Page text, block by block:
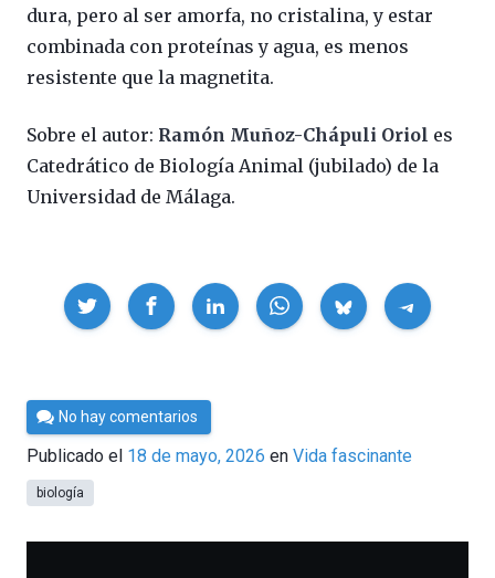
dura, pero al ser amorfa, no cristalina, y estar
combinada con proteínas y agua, es menos
resistente que la magnetita.
Sobre el autor: Ramón Muñoz-Chápuli Oriol es
Catedrático de Biología Animal (jubilado) de la
Universidad de Málaga.
Compartir
Por
César
Tomé
No hay comentarios
Publicado el 18 de mayo, 2026 en Vida fascinante
biología